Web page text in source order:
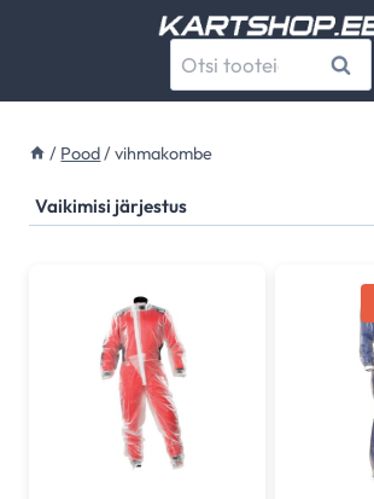
Otsi: Otsi
/ Pood/vihmakombe